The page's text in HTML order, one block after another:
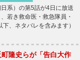
系）の第5話が4日に放送
若き救命医・救急隊員・
、ネタバレを含みます）
町隆史らが「告白大作